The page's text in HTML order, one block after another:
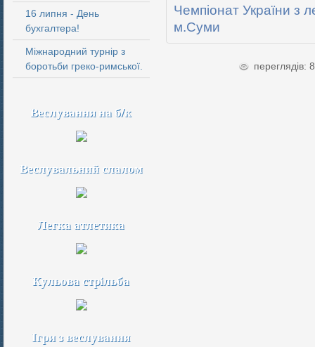
16 липня - День
бухгалтера!
Міжнародний турнір з
боротьби греко-римської.
Веслування на б/к
Веслувальний слалом
Легка атлетика
Кульова стрільба
Ігри з веслування
Чемпіонат України з
м.Суми
переглядів: